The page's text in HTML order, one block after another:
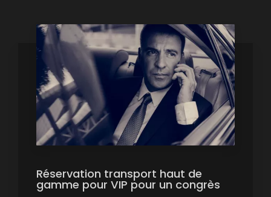
Réservation transport haut de
gamme pour VIP pour un congrès